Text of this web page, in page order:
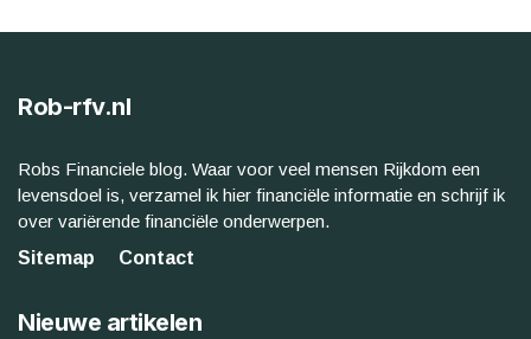
Rob-rfv.nl
Robs Financiele blog. Waar voor veel mensen Rijkdom een
levensdoel is, verzamel ik hier financiële informatie en schrijf ik
over variërende financiële onderwerpen.
Sitemap
Contact
Nieuwe artikelen